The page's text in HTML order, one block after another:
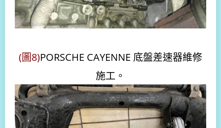
(圖8)PORSCHE CAYENNE 底盤差速器維修
施工。